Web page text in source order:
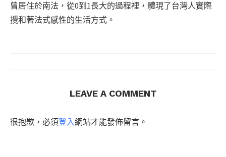
曾居住於南法，從0到1長大的過程裡，體現了台灣人實際
攪和著法式感性的生活方式。
LEAVE A COMMENT
很抱歉，必須登入網站才能發佈留言。